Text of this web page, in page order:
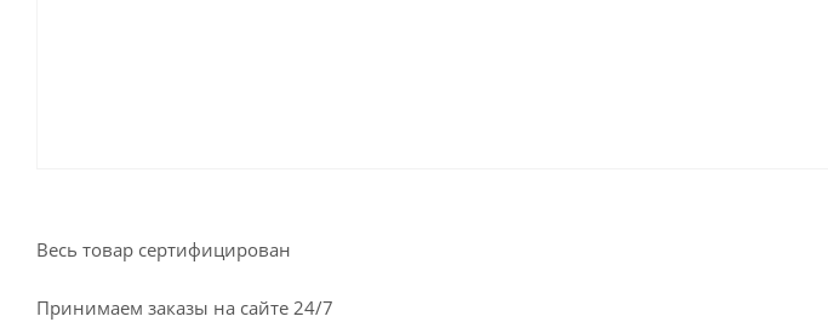
Весь товар сертифицирован
Принимаем заказы на сайте 24/7